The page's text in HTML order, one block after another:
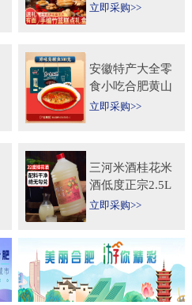
特产食品伴手礼
立即采购>>
安徽特产大全零
食小吃合肥黄山
烧饼糕点臭鳜鱼
立即采购>>
三河米酒桂花米
酒低度正宗2.5L
桶纯手工安徽糯
立即采购>>